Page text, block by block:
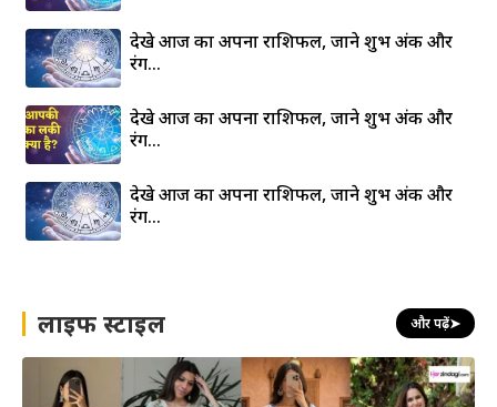
देखे आज का अपना राशिफल, जाने शुभ अंक और
रंग…
देखे आज का अपना राशिफल, जाने शुभ अंक और
रंग…
देखे आज का अपना राशिफल, जाने शुभ अंक और
रंग…
लाइफ स्टाइल और पढ़ें➤